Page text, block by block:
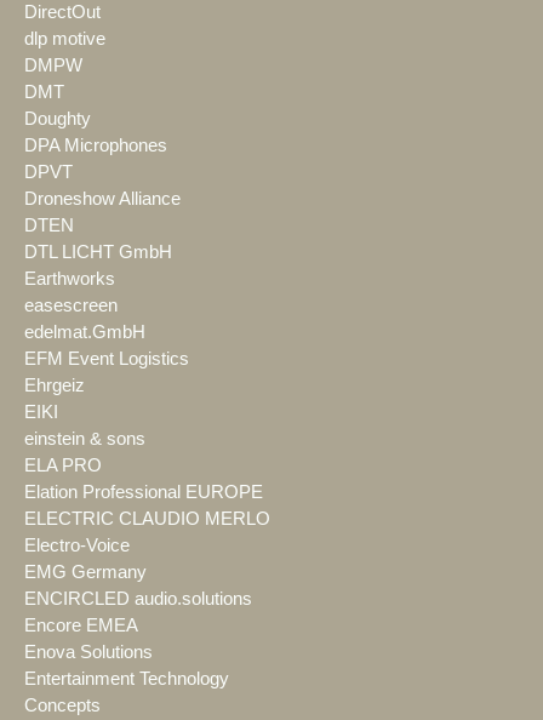
DirectOut
dlp motive
DMPW
DMT
Doughty
DPA Microphones
DPVT
Droneshow Alliance
DTEN
DTL LICHT GmbH
Earthworks
easescreen
edelmat.GmbH
EFM Event Logistics
Ehrgeiz
EIKI
einstein & sons
ELA PRO
Elation Professional EUROPE
ELECTRIC CLAUDIO MERLO
Electro-Voice
EMG Germany
ENCIRCLED audio.solutions
Encore EMEA
Enova Solutions
Entertainment Technology
Concepts